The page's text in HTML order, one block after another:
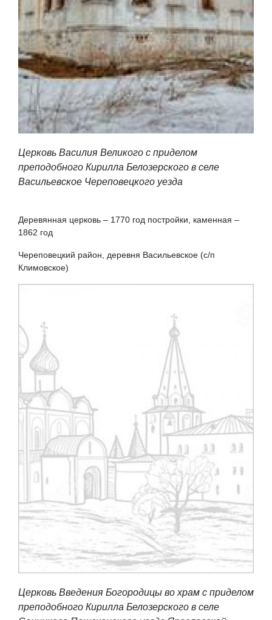
Церковь Василия Великого с приделом
преподобного Кирилла Белозерского в селе
Васильевское Череповецкого уезда
Деревянная церковь – 1770 год постройки, каменная –
1862 год
Череповецкий район, деревня Васильевское (с/п
Климовское)
Церковь Введения Богородицы во храм с приделом
преподобного Кирилла Белозерского в селе